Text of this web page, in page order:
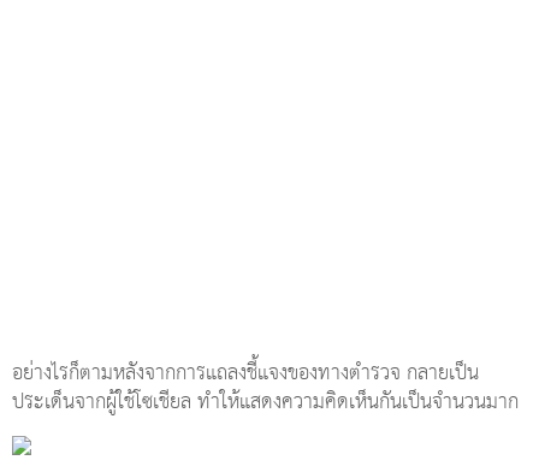
อย่างไรก็ตามหลังจากการแถลงชี้แจงของทางตำรวจ กลายเป็น
ประเด็นจากผู้ใช้โซเชียล ทำให้แสดงความคิดเห็นกันเป็นจำนวนมาก